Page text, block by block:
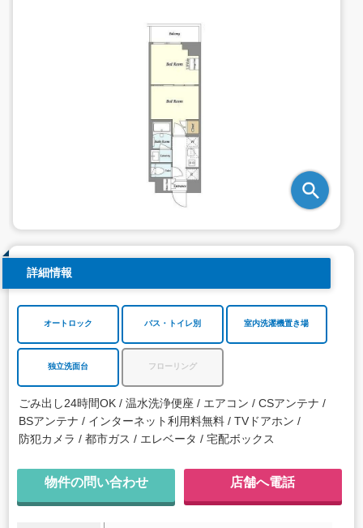
詳細情報
オートロック バス・トイレ別 室内洗濯機置き場
独立洗面台 フローリング
ごみ出し24時間OK 温水洗浄便座 エアコン
CSアンテナ
BSアンテナ
インターネット利用料無料
TVドアホン
防犯カメラ
都市ガス エレベータ 宅配ボックス
物件の問い合わせ 店舗へ電話